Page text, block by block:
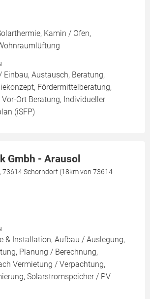
Kamin / Ofen,
Austausch, Beratung,
Fördermittelberatung,
Ort Beratung, Individueller
(iSFP)
Gmbh - Arausol
73614 Schorndorf (18km von 73614
& Installation, Aufbau / Auslegung,
Planung / Berechnung,
Vermietung / Verpachtung,
Solarstromspeicher / PV